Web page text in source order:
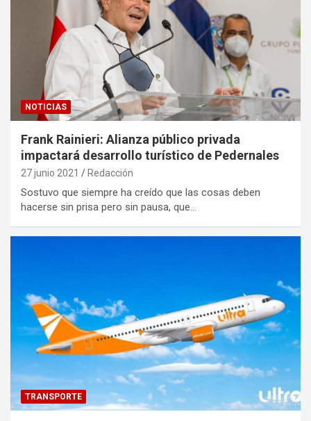
NOTICIAS
Frank Rainieri: Alianza público privada
impactará desarrollo turístico de Pedernales
27 junio 2021 Redacción
Sostuvo que siempre ha creído que las cosas deben
hacerse sin prisa pero sin pausa, que…
TRANSPORTE